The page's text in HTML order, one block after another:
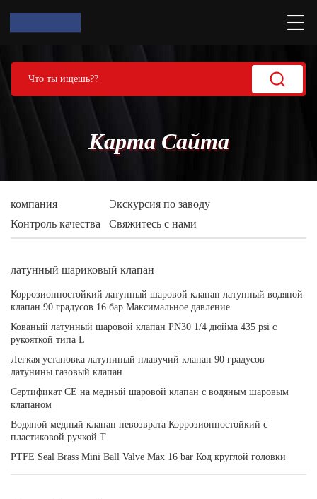
Карта Сайта
компания
Экскурсия по заводу
Контроль качества
Свяжитесь с нами
латунный шариковый клапан
Коррозионностойкий латунный шаровой клапан латунный водяной
клапан 90 градусов 16 бар Максимальное давление
Кованый латунный шаровой клапан PN30 1/4 дюйма 435 psi с
рукояткой типа L
Легкая установка латуниный плавучий клапан 90 градусов
латунины газовый клапан
Сертификат CE на медный шаровой клапан с водяным шаровым
клапаном
Водяной медный клапан невозврата Коррозионностойкий с
пластиковой ручкой T
PTFE Seal Brass Mini Ball Valve Max 16 bar Код круглой головки